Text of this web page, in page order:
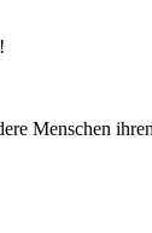
Menschen